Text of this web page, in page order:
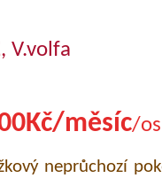
, V.volfa
měsíc/
neprůchozí